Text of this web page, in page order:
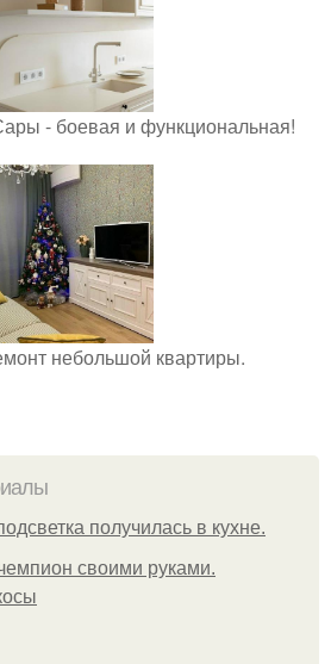
- боевая и функциональная!
небольшой квартиры.
получилась в кухне.
своими руками.